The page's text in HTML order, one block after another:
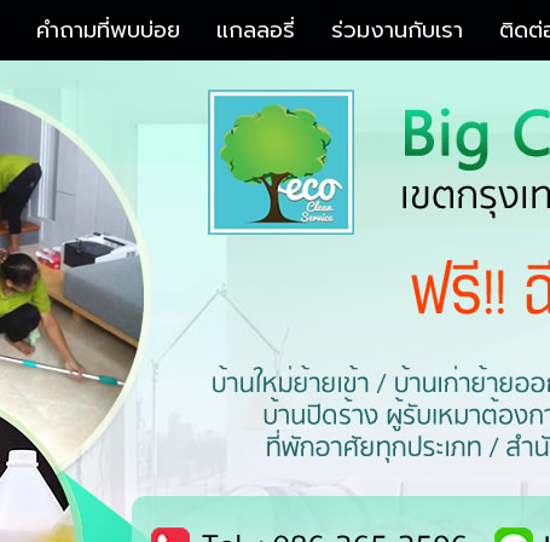
คำถามที่พบบ่อย แกลลอรี่ ร่วมงานกับเรา ติดต่